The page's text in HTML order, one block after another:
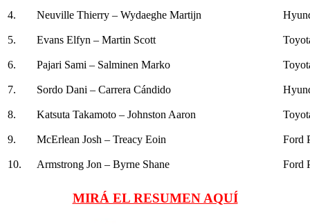
4. Neuville Thierry – Wydaeghe Martijn
5. Evans Elfyn – Martin Scott
6. Pajari Sami – Salminen Marko
7. Sordo Dani – Carrera Cándido
8. Katsuta Takamoto – Johnston Aaron
9. McErlean Josh – Treacy Eoin Ford
10. Armstrong Jon – Byrne Shane Ford
MIRÁ EL RESUMEN AQUÍ